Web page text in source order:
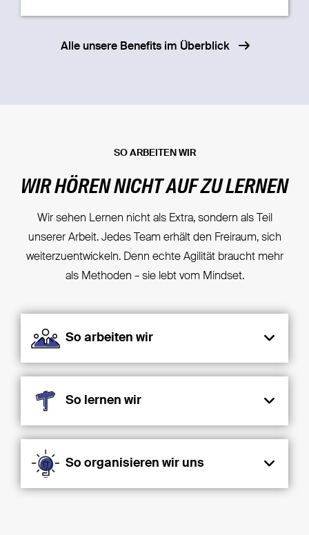
Alle unsere Benefits im Überblick
SO ARBEITEN WIR
WIR HÖREN NICHT AUF ZU LERNEN
Wir sehen Lernen nicht als Extra, sondern als Teil
unserer Arbeit. Jedes Team erhält den Freiraum, sich
weiterzuentwickeln. Denn echte Agilität braucht mehr
als Methoden – sie lebt vom Mindset.
So arbeiten wir
So lernen wir
So organisieren wir uns